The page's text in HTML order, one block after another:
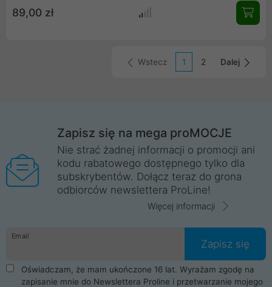
89,00 zł
Wstecz 1 2 Dalej
Zapisz się na mega proMOCJE
Nie strać żadnej informacji o promocji ani
kodu rabatowego dostępnego tylko dla
subskrybentów. Dołącz teraz do grona
odbiorców newslettera ProLine!
Więcej informacji
Email
Zapisz się
Oświadczam, że mam ukończone 16 lat. Wyrażam zgodę na
zapisanie mnie do Newslettera Proline i przetwarzanie mojego